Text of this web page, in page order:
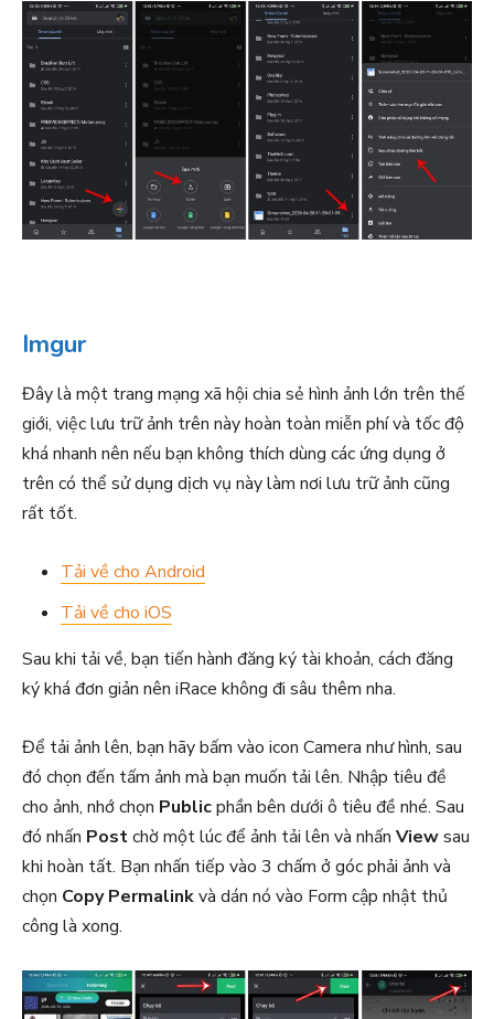
Imgur
Đây là một trang mạng xã hội chia sẻ hình ảnh lớn trên thế
giới, việc lưu trữ ảnh trên này hoàn toàn miễn phí và tốc độ
khá nhanh nên nếu bạn không thích dùng các ứng dụng ở
trên có thể sử dụng dịch vụ này làm nơi lưu trữ ảnh cũng
rất tốt.
Tải về cho Android
Tải về cho iOS
Sau khi tải về, bạn tiến hành đăng ký tài khoản, cách đăng
ký khá đơn giản nên iRace không đi sâu thêm nha.
Để tải ảnh lên, bạn hãy bấm vào icon Camera như hình, sau
đó chọn đến tấm ảnh mà bạn muốn tải lên. Nhập tiêu đề
cho ảnh, nhớ chọn Publicphần bên dưới ô tiêu đề nhé. Sau
đó nhấn Postchờ một lúc để ảnh tải lên và nhấn Viewsau
khi hoàn tất. Bạn nhấn tiếp vào 3 chấm ở góc phải ảnh và
chọn Copy Permalinkvà dán nó vào Form cập nhật thủ
công là xong.